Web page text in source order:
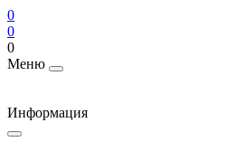
0
0
0
Меню
Информация